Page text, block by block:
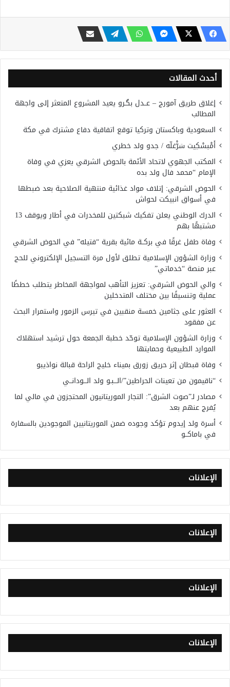
أحدث المقالات
إغلاق طريق آمورج – عــدل بگـرو يعيد المشروع المتعثر إلى واجهة
المطالب
السعودية وباكستان وتركيا توقع اتفاقية دفاع مشترك في مكة
أَمْبسْكِيت سَرّْغلّه / جدو ولد خطري
المكتب الجهوي لاتحاد الأئمة بالحوض الشرقي يعزي في وفاة
الإمام “محمد فال ولد بده
الحوض الشرقي: إتلاف مواد غذائية منتهية الصلاحية بعد ضبطها
في أسواق انبيكت لحواش
الدرك الوطني يعلن تفكيك شبكتين للمخدرات في أطار ويوقف 13
مشتبهًا بهم
وفاة طفل غرقًا في بركــة مائية بقرية “فتيله” في الحوض الشرقي
وزارة الشؤون الإسلامية تطلق لأول مرة التسجيل الإلكتروني للحج
عبر منصة “خدماتي”
والي الحوض الشرقي: تعزيز التأهب لمواجهة المخاطر يتطلب خططًا
عملية وتنسيقًا بين مختلف المتدخلين
العثور على جثامين خمسة منقبين في تيرس الزمور واستمرار البحث
عن مفقود
وزارة الشؤون الإسلامية توحّد خطبة الجمعة حول ترشيد استهلاك
الموارد الطبيعية وحمايتها
وفاة قبطان إثر حريق زورق بميناء خليج الراحة قبالة نواذيبو
“ناقيمون من تعينات الحراطين”/الـــبـو ولد الـــودانــي
مصادر لـ”صوت الشرق”: التجار الموريتانيون المحتجزون في مالي لما
يُفرج عنهم بعد
أسرة ولد إيدوم تؤكد وجوده ضمن الموريتانيين الموجودين بالسفارة
في باماكــو
الإعلانات
الإعلانات
الإعلانات
الإعلانات